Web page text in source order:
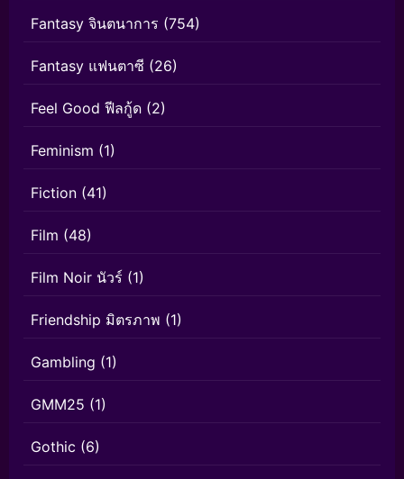
Fantasy จินตนาการ (754)
Fantasy แฟนตาซี (26)
Feel Good ฟีลกู้ด (2)
Feminism (1)
Fiction (41)
Film (48)
Film Noir นัวร์ (1)
Friendship มิตรภาพ (1)
Gambling (1)
GMM25 (1)
Gothic (6)